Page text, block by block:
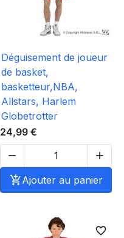
Déguisement de joueur
de basket,
basketteur,NBA,
Allstars, Harlem
Globetrotter
24,99 €


Ajouter au panier
favorite_border